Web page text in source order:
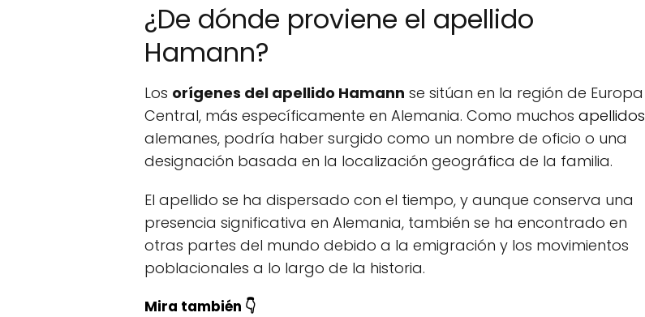
¿De dónde proviene el apellido
Hamann?
Los orígenes del apellido Hamann se sitúan en la región de Europa
Central, más específicamente en Alemania. Como muchos apellidos
alemanes, podría haber surgido como un nombre de oficio o una
designación basada en la localización geográfica de la familia.
El apellido se ha dispersado con el tiempo, y aunque conserva una
presencia significativa en Alemania, también se ha encontrado en
otras partes del mundo debido a la emigración y los movimientos
poblacionales a lo largo de la historia.
Mira también 👇